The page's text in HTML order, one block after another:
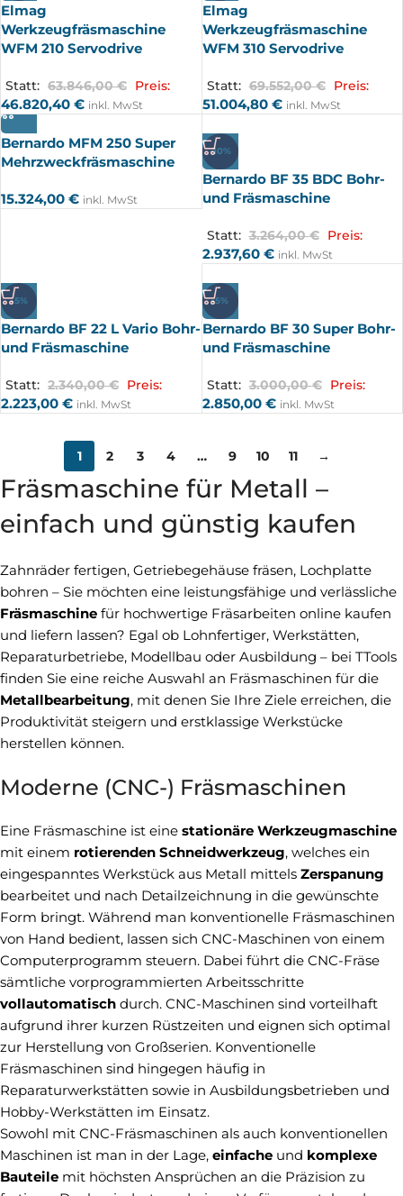
Elmag
Werkzeugfräsmaschine
WFM 210 Servodrive
Statt: 63.846,00€ Preis:
46.820,40 € inkl. MwSt
Elmag
Werkzeugfräsmaschine
WFM 310 Servodrive
Statt: 69.552,00€ Preis:
51.004,80 € inkl. MwSt
Bernardo MFM 250 Super
Mehrzweckfräsmaschine
15.324,00 € inkl. MwSt
-10%
Bernardo BF 35 BDC Bohr-
und Fräsmaschine
Statt: 3.264,00€ Preis:
2.937,60 € inkl. MwSt
-5%
Bernardo BF 22 L Vario Bohr-
und Fräsmaschine
Statt: 2.340,00€ Preis:
2.223,00 € inkl. MwSt
-5%
Bernardo BF 30 Super Bohr-
und Fräsmaschine
Statt: 3.000,00€ Preis:
2.850,00 € inkl. MwSt
1 2 3 4 … 9 10 11 →
Fräsmaschine für Metall –
einfach und günstig kaufen
Zahnräder fertigen, Getriebegehäuse fräsen, Lochplatte
bohren – Sie möchten eine leistungsfähige und verlässliche
Fräsmaschine für hochwertige Fräsarbeiten online kaufen
und liefern lassen? Egal ob Lohnfertiger, Werkstätten,
Reparaturbetriebe, Modellbau oder Ausbildung – bei TTools
finden Sie eine reiche Auswahl an Fräsmaschinen für die
Metallbearbeitung, mit denen Sie Ihre Ziele erreichen, die
Produktivität steigern und erstklassige Werkstücke
herstellen können.
Moderne (CNC-) Fräsmaschinen
Eine Fräsmaschine ist eine stationäre Werkzeugmaschine
mit einem rotierenden Schneidwerkzeug, welches ein
eingespanntes Werkstück aus Metall mittels Zerspanung
bearbeitet und nach Detailzeichnung in die gewünschte
Form bringt. Während man konventionelle Fräsmaschinen
von Hand bedient, lassen sich CNC-Maschinen von einem
Computerprogramm steuern. Dabei führt die CNC-Fräse
sämtliche vorprogrammierten Arbeitsschritte
vollautomatisch durch. CNC-Maschinen sind vorteilhaft
aufgrund ihrer kurzen Rüstzeiten und eignen sich optimal
zur Herstellung von Großserien. Konventionelle
Fräsmaschinen sind hingegen häufig in
Reparaturwerkstätten sowie in Ausbildungsbetrieben und
Hobby-Werkstätten im Einsatz.
Sowohl mit CNC-Fräsmaschinen als auch konventionellen
Maschinen ist man in der Lage, einfache und komplexe
Bauteile mit höchsten Ansprüchen an die Präzision zu